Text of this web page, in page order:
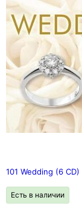
101 Wedding (6 CD)
Есть в наличии